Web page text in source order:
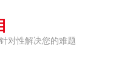
对性解决您的难题